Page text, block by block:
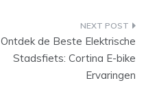
Ontdek de Beste Elektrische
Stadsfiets: Cortina E-bike
Ervaringen